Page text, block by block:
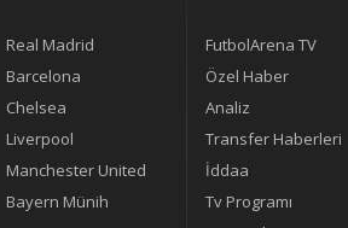
Real Madrid
Barcelona
Chelsea
Liverpool
Manchester United
Bayern Münih
FutbolArena TV
Özel Haber
Analiz
Transfer Haberleri
İddaa
Tv Programı